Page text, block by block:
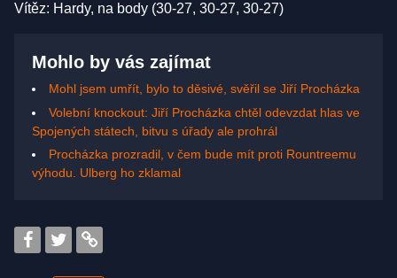
Vítěz: Hardy, na body (30-27, 30-27, 30-27)
Mohlo by vás zajímat
Mohl jsem umřít, bylo to děsivé, svěřil se Jiří Procházka
Volební knockout: Jiří Procházka chtěl odevzdat hlas ve
Spojených státech, bitvu s úřady ale prohrál
Procházka prozradil, v čem bude mít proti Rountreemu
výhodu. Ulberg ho zklamal